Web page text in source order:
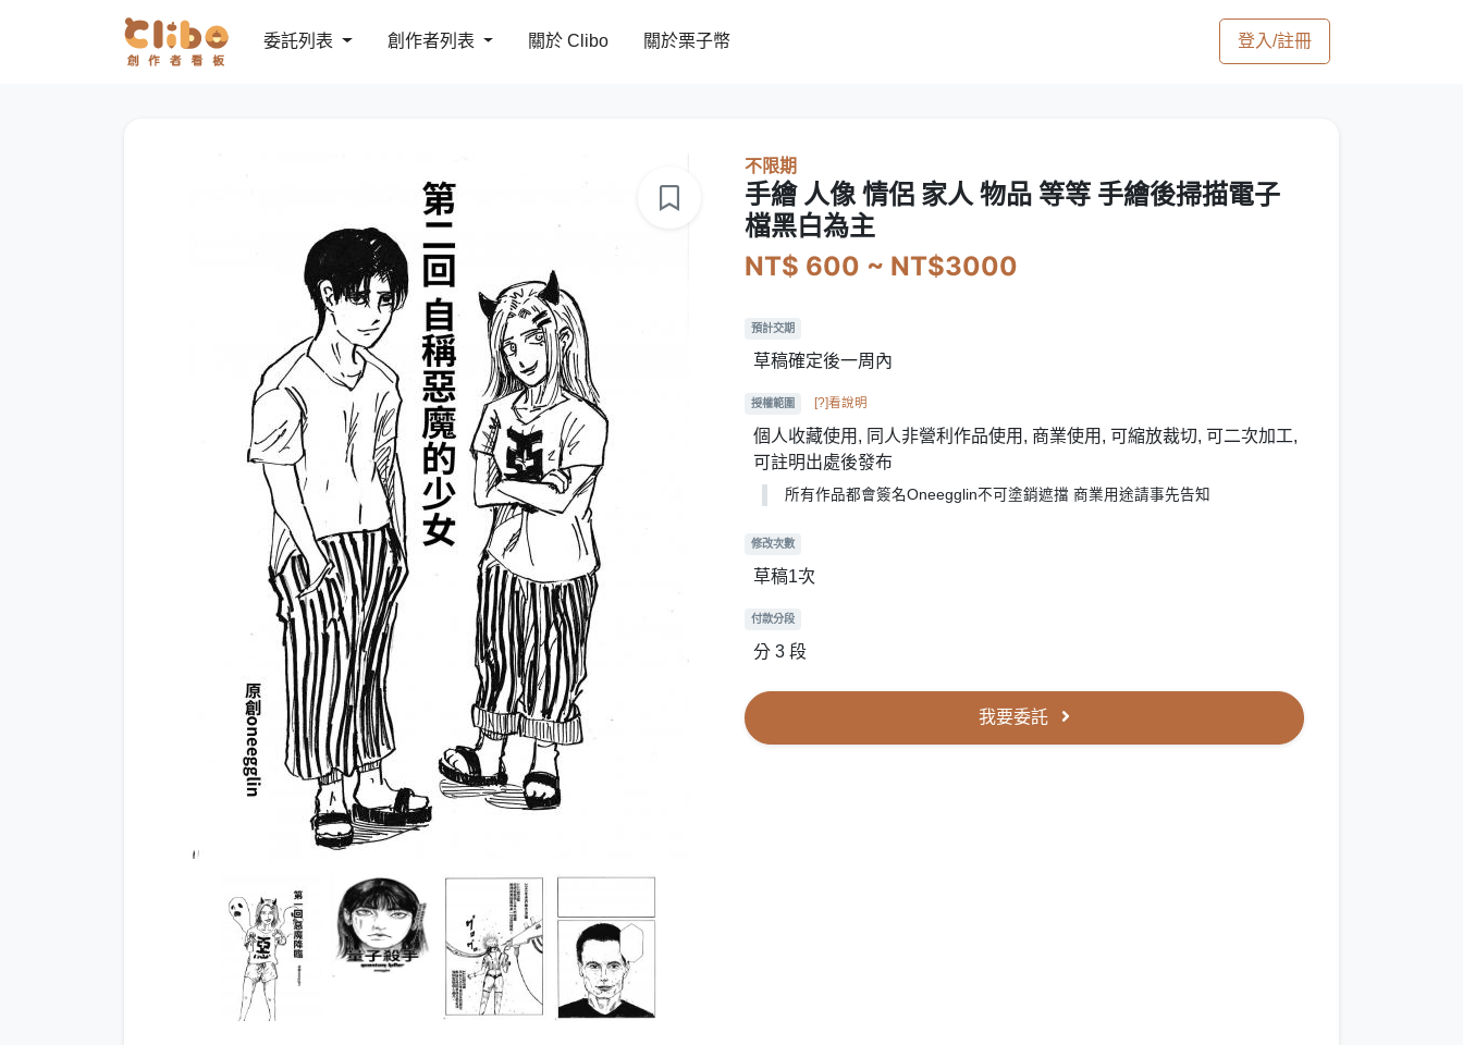
委託列表 創作者列表 關於 Clibo 關於栗子幣 登入/註冊
不限期
手繪 人像 情侶 家人 物品 等等 手繪後掃描電子
檔黑白為主
NT$ 600 ~ NT$3000
預計交期
草稿確定後一周內
授權範圍 [?]看說明
個人收藏使用, 同人非營利作品使用, 商業使用, 可縮放裁切, 可二次加工,
可註明出處後發布
所有作品都會簽名Oneegglin不可塗銷遮擋 商業用途請事先告知
修改次數
草稿1次
付款分段
分 3 段
我要委託